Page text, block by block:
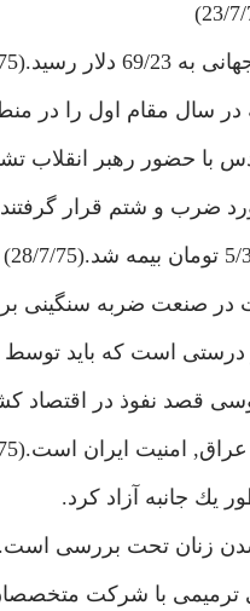
7/75)
صنعت ضربه سنگينى بر
درستى است كه بايد توسط
نفوذ در اقتصاد كشور را
امنيت ايران است.(5/8/75)
شدن زنان تحت بررسى است.
20 كشور در تهران آغاز به كار كرد.(6/